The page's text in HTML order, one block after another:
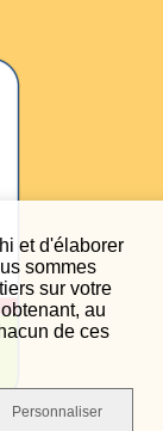
et d'élaborer
sommes
sur votre
au
de ces
Personnaliser